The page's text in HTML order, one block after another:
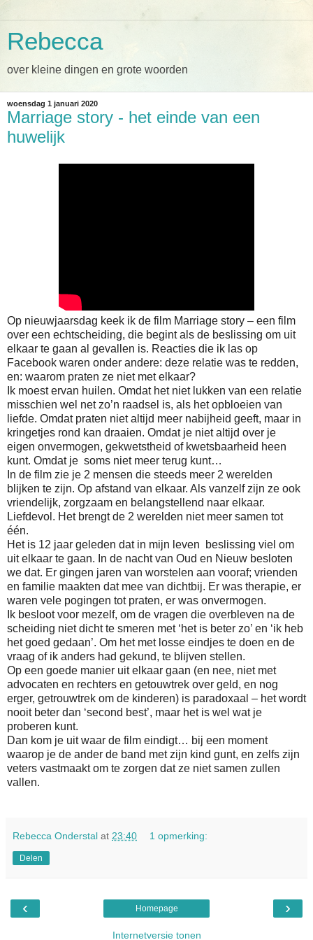
Rebecca
over kleine dingen en grote woorden
woensdag 1 januari 2020
Marriage story - het einde van een
huwelijk
Op nieuwjaarsdag keek ik de film Marriage story – een film
over een echtscheiding, die begint als de beslissing om uit
elkaar te gaan al gevallen is. Reacties die ik las op
Facebook waren onder andere: deze relatie was te redden,
en: waarom praten ze niet met elkaar?
Ik moest ervan huilen. Omdat het niet lukken van een relatie
misschien wel net zo’n raadsel is, als het opbloeien van
liefde. Omdat praten niet altijd meer nabijheid geeft, maar in
kringetjes rond kan draaien. Omdat je niet altijd over je
eigen onvermogen, gekwetstheid of kwetsbaarheid heen
kunt. Omdat je soms niet meer terug kunt…
In de film zie je 2 mensen die steeds meer 2 werelden
blijken te zijn. Op afstand van elkaar. Als vanzelf zijn ze ook
vriendelijk, zorgzaam en belangstellend naar elkaar.
Liefdevol. Het brengt de 2 werelden niet meer samen tot
één.
Het is 12 jaar geleden dat in mijn leven beslissing viel om
uit elkaar te gaan. In de nacht van Oud en Nieuw besloten
we dat. Er gingen jaren van worstelen aan vooraf; vrienden
en familie maakten dat mee van dichtbij. Er was therapie, er
waren vele pogingen tot praten, er was onvermogen.
Ik besloot voor mezelf, om de vragen die overbleven na de
scheiding niet dicht te smeren met ‘het is beter zo’ en ‘ik heb
het goed gedaan’. Om het met losse eindjes te doen en de
vraag of ik anders had gekund, te blijven stellen.
Op een goede manier uit elkaar gaan (en nee, niet met
advocaten en rechters en getouwtrek over geld, en nog
erger, getrouwtrek om de kinderen) is paradoxaal – het wordt
nooit beter dan ‘second best’, maar het is wel wat je
proberen kunt.
Dan kom je uit waar de film eindigt… bij een moment
waarop je de ander de band met zijn kind gunt, en zelfs zijn
veters vastmaakt om te zorgen dat ze niet samen zullen
vallen.
Rebecca Onderstal at 23:40 1 opmerking:
Delen
‹ ›
Homepage
Internetversie tonen